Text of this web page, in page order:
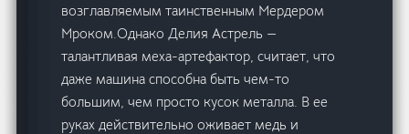
возглавляемым таинственным Мердером
Мроком.Однако Делия Астрель —
талантливая меха-артефактор, считает, что
даже машина способна быть чем-то
большим, чем просто кусок металла. В ее
руках действительно оживает медь и